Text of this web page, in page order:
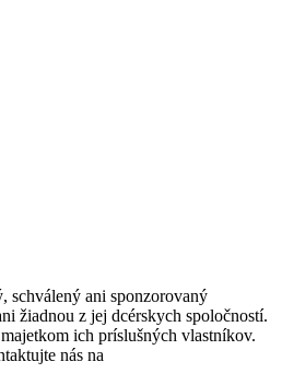
schválený ani sponzorovaný
žiadnou z jej dcérskych spoločností.
ich príslušných vlastníkov.
nás na